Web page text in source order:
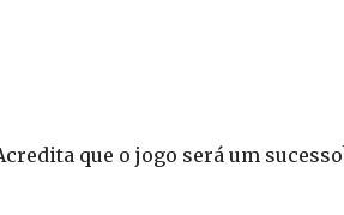
que o jogo será um